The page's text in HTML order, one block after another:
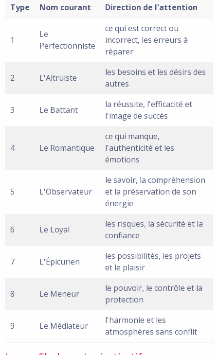
Type Nom courant Direction de l'attention
1
Le
Perfectionniste
ce qui est correct ou
incorrect, les erreurs à
réparer
2 L'Altruiste
les besoins et les désirs des
autres
3 Le Battant
la réussite, l'efficacité et
l'image de succès
4 Le Romantique
ce qui manque,
l'authenticité et les
émotions
5 L'Observateur
le savoir, la compréhension
et la préservation de son
énergie
6 Le Loyal
les risques, la sécurité et la
confiance
7 L'Épicurien
les possibilités, les projets
et le plaisir
8 Le Meneur
le pouvoir, le contrôle et la
protection
9 Le Médiateur
l'harmonie et les
atmosphères sans conflit